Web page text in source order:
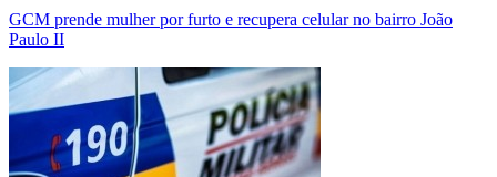
GCM prende mulher por furto e recupera celular no bairro João
Paulo II